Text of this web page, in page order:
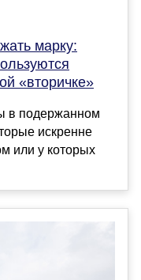
марку:
«вторичке»
в подержанном
искренне
или у которых